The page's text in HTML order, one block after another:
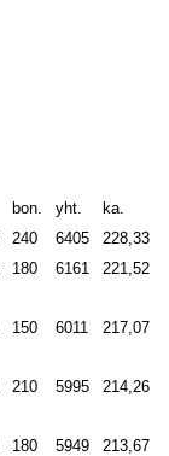
bon. yht.
ka.
240 6405
228,33
180 6161 221,52
150 6011 217,07
210 5995 214,26
180 5949 213,67